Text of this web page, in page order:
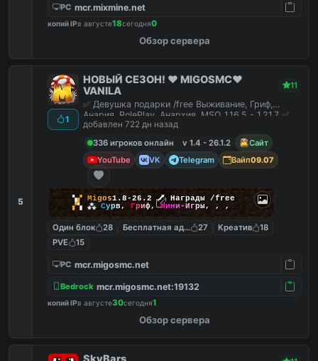
PC mcr.mixmine.net
копий IPв августе18сегодня0
Обзор сервера
5
1
НОВЫЙ СЕЗОН! ❤️ MIGOSMC❤️
VANILA
11
✅ Девушка подарки /free Выживание, Гриф,
Анария, RolePlay, Анархия, MSO 1.16.5 - 1.21.7 ✅
добавлен 722 дн назад
336 игроков онлайн
v 1.4 - 26.1.2
Сайт
YouTube
VK Telegram Вайп09.07
▚▞ Migos1.8-26.2🗡 Награды /free
▞▚ ⁂ Сурв, Гриф,Мини-Игры, , ,
Один блок 28 Бесплатная админка
27 Креатив
18
PVE
15
PC mcr.migosmc.net
Bedrock mcr.migosmc.net:19132
копий IPв августе30сегодня1
Обзор сервера